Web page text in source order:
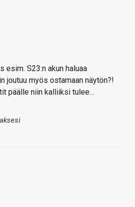
esim. S23:n akun haluaa
joutuu myös ostamaan näytön?!
päälle niin kalliiksi tulee…